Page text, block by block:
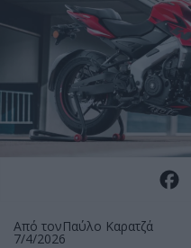
Από τονΠαύλο Καρατζά
7/4/2026